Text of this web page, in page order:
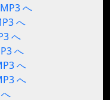
へ
へ
へ
へ
へ
へ